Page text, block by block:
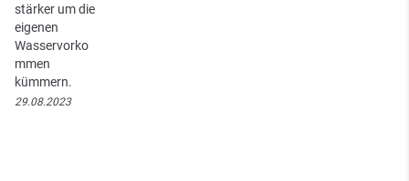
stärker um die
eigenen
Wasservorko
mmen
kümmern.
29.08.2023